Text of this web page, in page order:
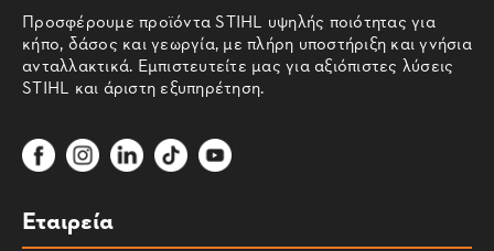
Προσφέρουμε προϊόντα STIHL υψηλής ποιότητας για
κήπο, δάσος και γεωργία, με πλήρη υποστήριξη και γνήσια
ανταλλακτικά. Εμπιστευτείτε μας για αξιόπιστες λύσεις
STIHL και άριστη εξυπηρέτηση.
Εταιρεία